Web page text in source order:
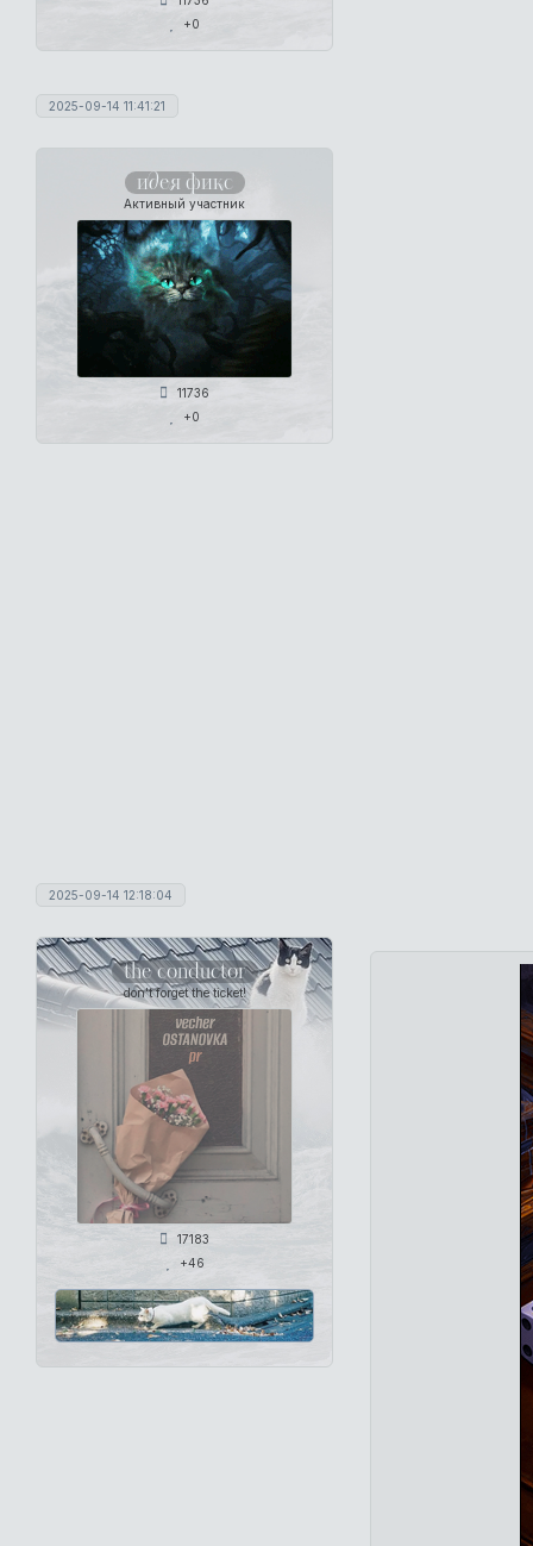
+0
2025-09-14 11:41:21
идея фикс
Активный участник
11736
+0
2025-09-14 12:18:04
the conductor
don't forget the ticket!
17183
+46